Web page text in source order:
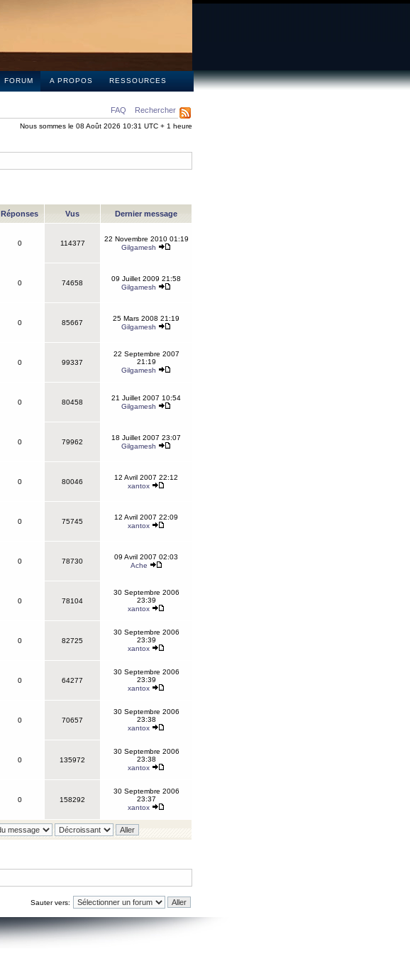
FORUM A PROPOS RESSOURCES
FAQ Rechercher
Nous sommes le 08 Août 2026 10:31 UTC + 1 heure
Réponses Vus Dernier message
0 114377
22 Novembre 2010 01:19
Gilgamesh
0 74658
09 Juillet 2009 21:58
Gilgamesh
0 85667
25 Mars 2008 21:19
Gilgamesh
0 99337
22 Septembre 2007
21:19
Gilgamesh
0 80458
21 Juillet 2007 10:54
Gilgamesh
0 79962
18 Juillet 2007 23:07
Gilgamesh
0 80046
12 Avril 2007 22:12
xantox
0 75745
12 Avril 2007 22:09
xantox
0 78730
09 Avril 2007 02:03
Ache
0 78104
30 Septembre 2006
23:39
xantox
0 82725
30 Septembre 2006
23:39
xantox
0 64277
30 Septembre 2006
23:39
xantox
0 70657
30 Septembre 2006
23:38
xantox
0 135972
30 Septembre 2006
23:38
xantox
0 158292
30 Septembre 2006
23:37
xantox
Sauter vers: